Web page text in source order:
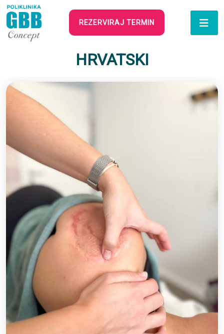
REZERVIRAJ TERMIN
HRVATSKI